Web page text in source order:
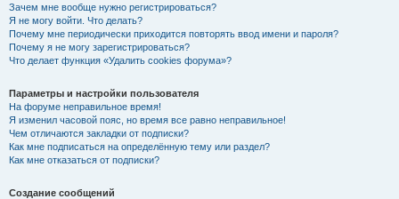
Зачем мне вообще нужно регистрироваться?
Я не могу войти. Что делать?
Почему мне периодически приходится повторять ввод имени и пароля?
Почему я не могу зарегистрироваться?
Что делает функция «Удалить cookies форума»?
Параметры и настройки пользователя
На форуме неправильное время!
Я изменил часовой пояс, но время все равно неправильное!
Чем отличаются закладки от подписки?
Как мне подписаться на определённую тему или раздел?
Как мне отказаться от подписки?
Создание сообщений